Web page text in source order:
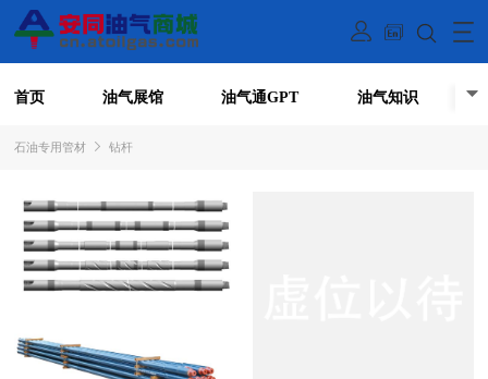
首页 油气展馆 油气通GPT 油气知识
石油专用管材 钻杆